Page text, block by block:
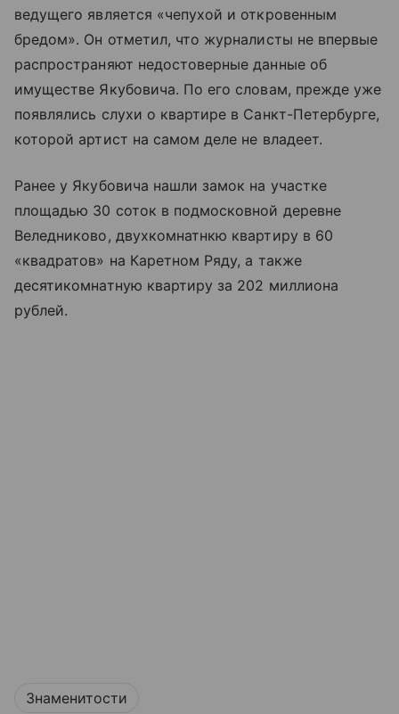
ведущего является «чепухой и откровенным
бредом». Он отметил, что журналисты не впервые
распространяют недостоверные данные об
имуществе Якубовича. По его словам, прежде уже
появлялись слухи о квартире в Санкт-Петербурге,
которой артист на самом деле не владеет.
Ранее у Якубовича нашли замок на участке
площадью 30 соток в подмосковной деревне
Веледниково, двухкомнатнкю квартиру в 60
«квадратов» на Каретном Ряду, а также
десятикомнатную квартиру за 202 миллиона
рублей.
Знаменитости